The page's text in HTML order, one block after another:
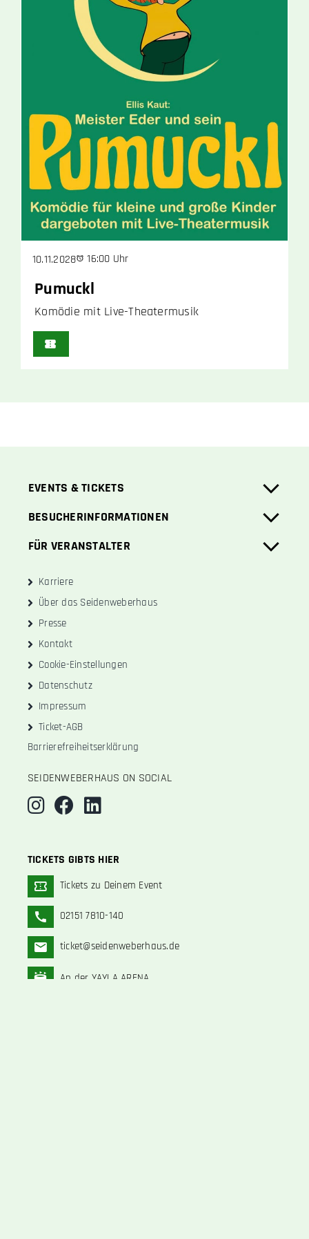
10.11.2028 16:00 Uhr
Pumuckl
Komödie mit Live-Theatermusik
EVENTS & TICKETS
BESUCHERINFORMATIONEN
FÜR VERANSTALTER
Karriere
Über das Seidenweberhaus
Presse
Kontakt
Cookie-Einstellungen
Datenschutz
Impressum
Ticket-AGB
Barrierefreiheitserklärung
SEIDENWEBERHAUS ON SOCIAL
TICKETS GIBTS HIER
Tickets zu Deinem Event
02151 7810-140
ticket@seidenweberhaus.de
An der YAYLA ARENA